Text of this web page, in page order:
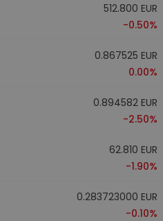
512.800 EUR
-0.50%
0.867525 EUR
0.00%
0.894582 EUR
-2.50%
62.810 EUR
-1.90%
0.283723000 EUR
-0.10%